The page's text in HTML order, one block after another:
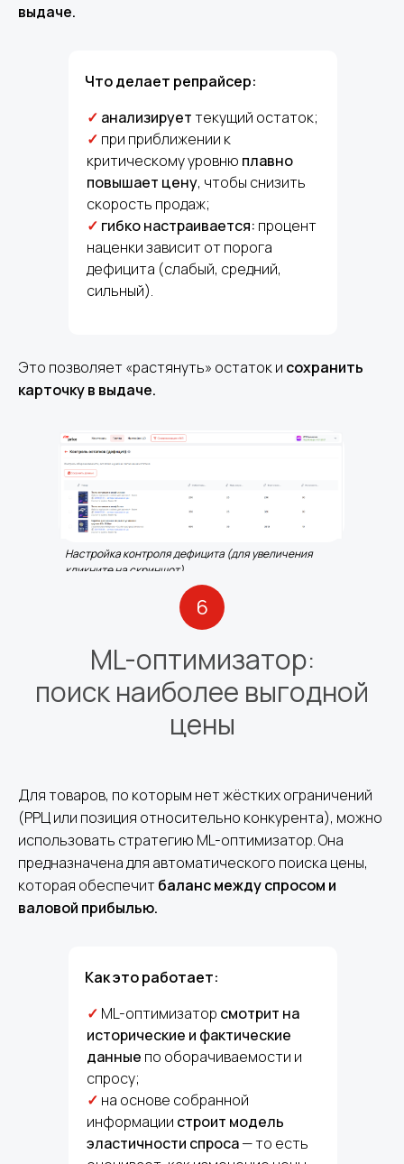
выдаче.
Что делает репрайсер:
✓ анализируеттекущий остаток;
✓ при приближении к
критическому уровню плавно
повышает цену, чтобы снизить
скорость продаж;
✓ гибко настраивается: процент
наценки зависит от порога
дефицита (слабый, средний,
сильный).
Это позволяет «растянуть» остаток и сохранить
карточку в выдаче.
Настройка контроля дефицита (для увеличения
кликните на скриншот)
6
ML-оптимизатор:
поиск наиболее выгодной
цены
Для товаров, по которым нет жёстких ограничений
(РРЦ или позиция относительно конкурента), можно
использовать стратегию ML-оптимизатор. Она
предназначена для автоматического поиска цены,
которая обеспечитбаланс между спросом и
валовой прибылью.
Как это работает:
✓ ML-оптимизатор смотрит на
исторические и фактические
данные по оборачиваемости и
спросу;
✓ на основе собранной
информации строит модель
эластичности спроса— то есть